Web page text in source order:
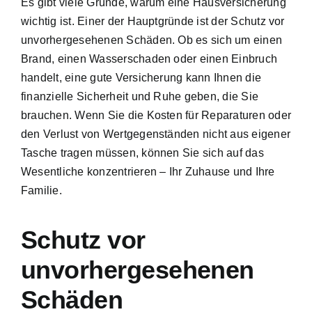
Es gibt viele Gründe, warum eine Hausversicherung
wichtig ist. Einer der Hauptgründe ist der Schutz vor
unvorhergesehenen Schäden. Ob es sich um einen
Brand, einen Wasserschaden oder einen Einbruch
handelt, eine gute Versicherung kann Ihnen die
finanzielle Sicherheit und Ruhe geben, die Sie
brauchen. Wenn Sie die Kosten für Reparaturen oder
den Verlust von Wertgegenständen nicht aus eigener
Tasche tragen müssen, können Sie sich auf das
Wesentliche konzentrieren – Ihr Zuhause und Ihre
Familie.
Schutz vor
unvorhergesehenen
Schäden